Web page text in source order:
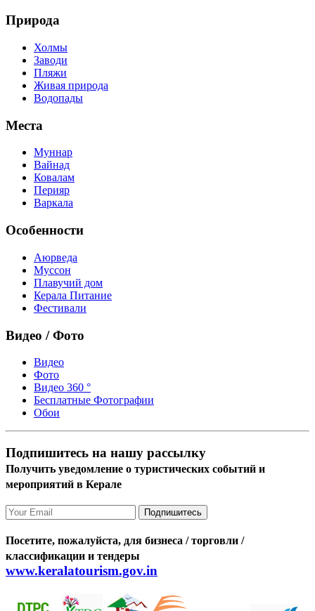
Природа
Холмы
Заводи
Пляжи
Живая природа
Водопады
Места
Муннар
Вайнад
Ковалам
Перияр
Варкала
Особенности
Аюрведа
Муссон
Плавучий дом
Керала Питание
Фестивали
Видео / Фото
Видео
Фото
Видео 360 °
Бесплатные Фотографии
Обои
Подпишитесь на нашу рассылку
Получить уведомление о туристических событий и
мероприятий в Керале
Подпишитесь
Посетите, пожалуйста, для бизнеса / торговли /
классификации и тендеры
www.keralatourism.gov.in